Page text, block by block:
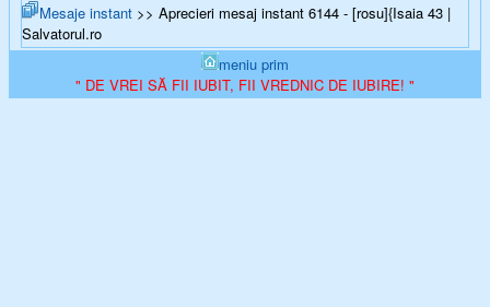
Mesaje instant >> Aprecieri mesaj instant 6144 - [rosu]{Isaia 43 |
Salvatorul.ro
meniu prim
" DE VREI SĂ FII IUBIT, FII VREDNIC DE IUBIRE! "